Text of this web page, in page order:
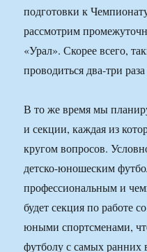
подготовки к
рассмотрим
«Урал». Скорее всего,
проводиться два-три
В то же время мы
и секции, каждая из
кругом вопросов.
детско-юношеским
профессиональным и
будет секция по работе
юными спортсменами,
футболу с самых ранних